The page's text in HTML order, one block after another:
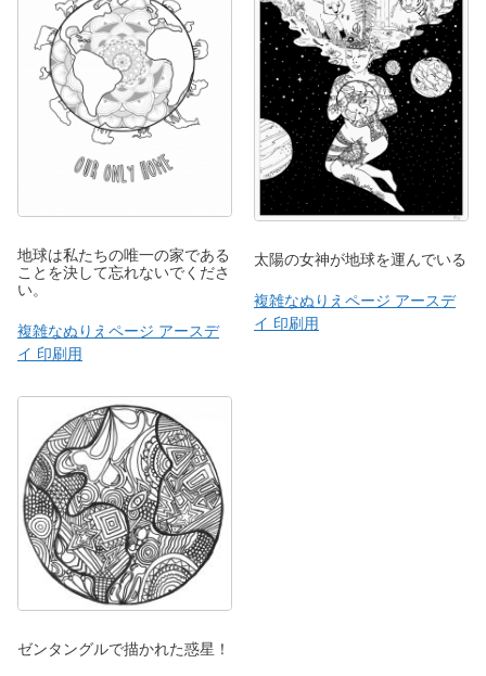
地球は私たちの唯一の家である
ことを決して忘れないでくださ
い。
複雑なぬりえページ アースデ
イ 印刷用
太陽の女神が地球を運んでいる
複雑なぬりえページ アースデ
イ 印刷用
ゼンタングルで描かれた惑星！